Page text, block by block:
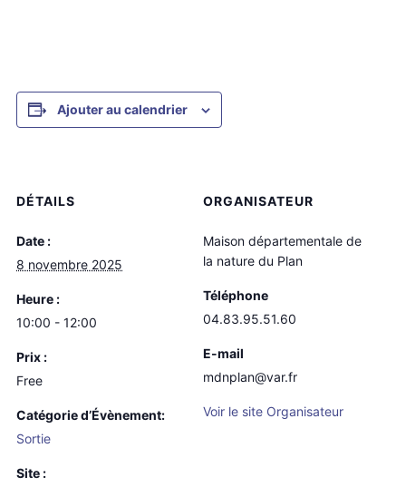
Ajouter au calendrier
DÉTAILS
Date :
8 novembre 2025
Heure :
10:00 - 12:00
Prix :
Free
Catégorie d’Évènement:
Sortie
Site :
ORGANISATEUR
Maison départementale de
la nature du Plan
Téléphone
04.83.95.51.60
E-mail
mdnplan@var.fr
Voir le site Organisateur